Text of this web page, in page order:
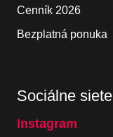
Cenník 2026
Bezplatná ponuka
Sociálne siete
Instagram